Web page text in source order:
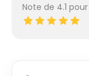
Note de 4.1